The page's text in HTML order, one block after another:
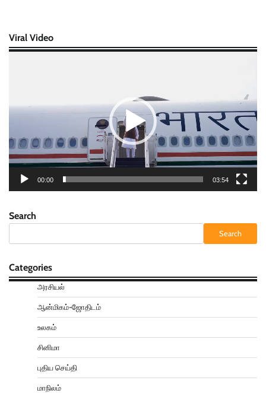
Viral Video
00:00 03:54
Search
Search
Categories
அரசியல்
ஆன்மிகம்-ஜோதிடம்
உலகம்
சினிமா
புதிய செய்தி
மாநிலம்